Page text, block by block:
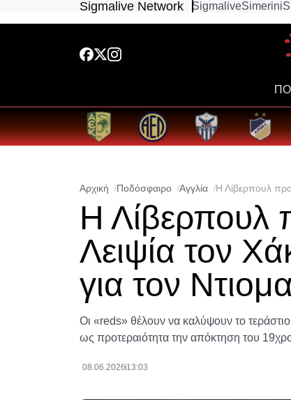
Sigmalive Network SigmaliveSimerini
Αρχική Ποδόσφαιρο Αγγλία Η Λίβερπουλ
Η Λίβερπουλ
Λειψία τον
για τον
Οι «reds» θέλουν να καλύψουν το
ως προτεραιότητα την απόκτηση του
08.06.2026 13:03